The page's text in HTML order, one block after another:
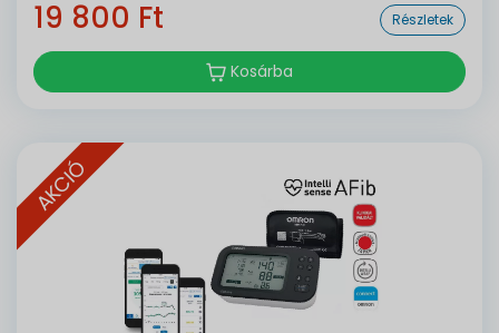
19 800 Ft Részletek
Kosárba
AKCIÓ